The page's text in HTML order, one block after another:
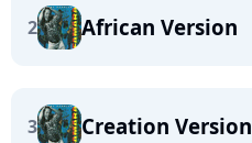
2 African Version
3 Creation Version